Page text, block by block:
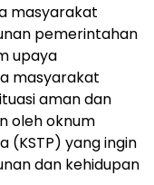
masyarakat
pemerintahan
upaya
masyarakat
aman dan
oleh oknum
(KSTP) yang ingin
dan kehidupan